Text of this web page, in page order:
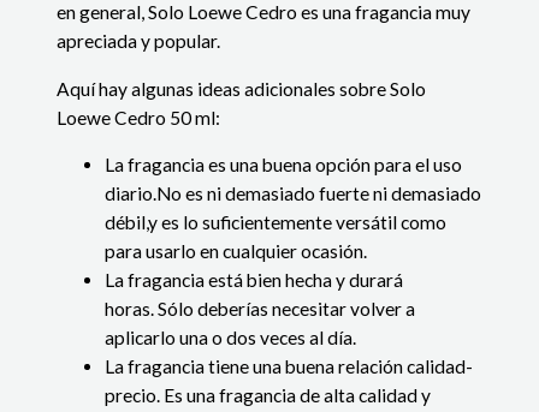
en general, Solo Loewe Cedro es una fragancia muy
apreciada y popular.
Aquí hay algunas ideas adicionales sobre Solo
Loewe Cedro 50 ml:
La fragancia es una buena opción para el uso
diario.No es ni demasiado fuerte ni demasiado
débil,y es lo suficientemente versátil como
para usarlo en cualquier ocasión.
La fragancia está bien hecha y durará
horas. Sólo deberías necesitar volver a
aplicarlo una o dos veces al día.
La fragancia tiene una buena relación calidad-
precio. Es una fragancia de alta calidad y